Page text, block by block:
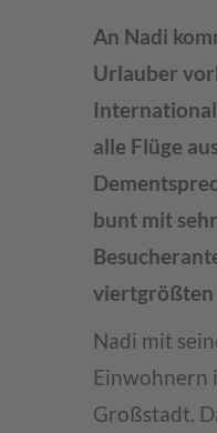
An Nadi
Urlauber
alle Flüge
bunt mit
viertgrößten
Nadi mit
Einwohnern
Großstadt.